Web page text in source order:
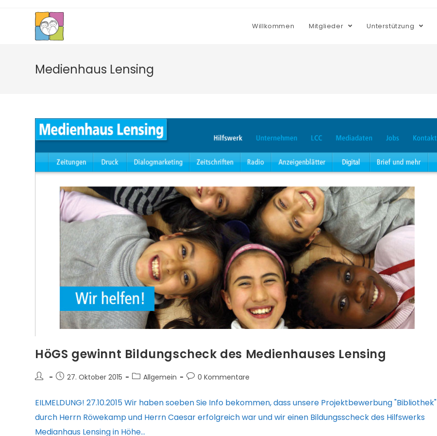
Willkommen Mitglieder Unterstützung
Medienhaus Lensing
HöGS gewinnt Bildungscheck des Medienhauses Lensing
Beitrags-Beitrag27. Oktober 2015
Beitrags-
Allgemein
Beitrags-
0 Kommentare
EILMELDUNG! 27.10.2015 Wir haben soeben Sie Info bekommen, dass unsere Projektbewerbung "Bibliothek"
durch Herrn Röwekamp und Herrn Caesar erfolgreich war und wir einen Bildungsscheck des Hilfswerks
Medianhaus Lensing in Höhe…